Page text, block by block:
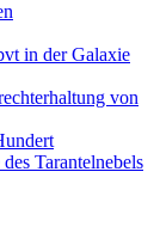
in der Galaxie
von
Tarantelnebels